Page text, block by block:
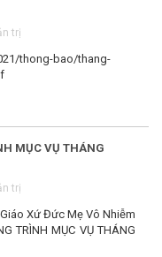
trị
thong-bao/thang-
MỤC VỤ THÁNG
trị
Xứ Đức Mẹ Vô Nhiễm
TRÌNH MỤC VỤ THÁNG